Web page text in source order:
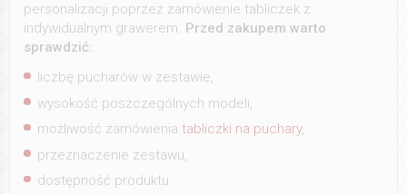
personalizacji poprzez zamówienie tabliczek z
indywidualnym grawerem. Przed zakupem warto
sprawdzić:
liczbę pucharów w zestawie,
wysokość poszczególnych modeli,
możliwość zamówienia tabliczki na puchary,
przeznaczenie zestawu,
dostępność produktu.